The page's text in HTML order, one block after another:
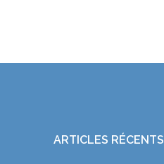
ARTICLES RÉCENTS